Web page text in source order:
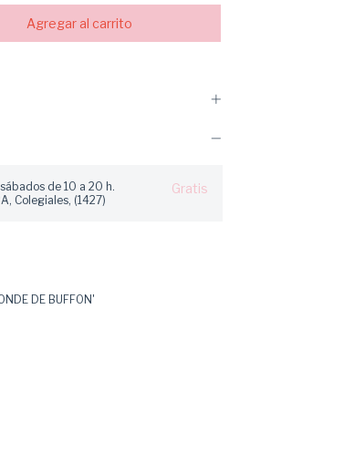
de 10 a 20 h.
Colegiales, (1427)
Gratis
DE BUFFON'